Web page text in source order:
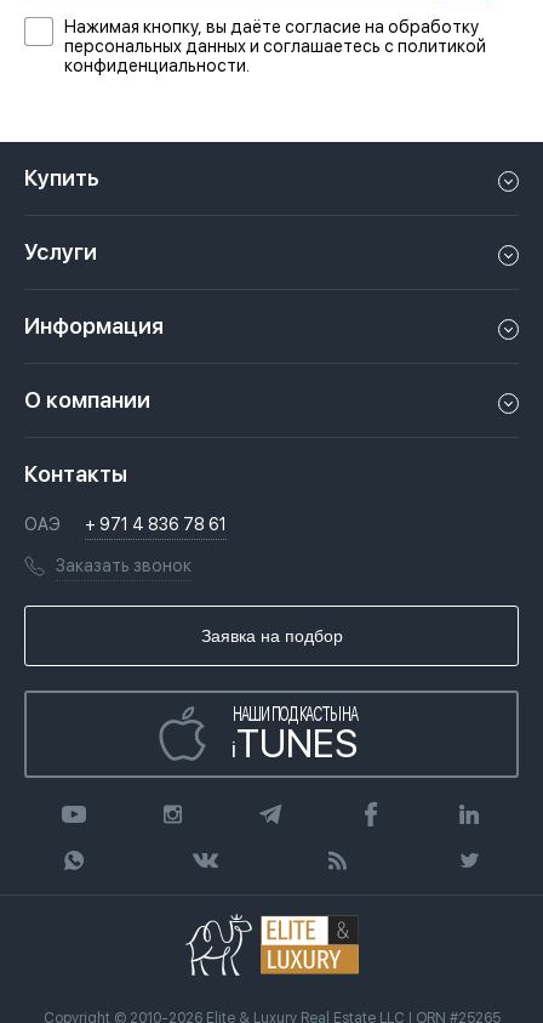
Нажимая кнопку, вы даёте согласие на обработку
персональных данных и соглашаетесь с политикой
конфиденциальности.
Купить
Апартаменты в Дубае
Пентхаус в Дубае
Услуги
Сдать недвижимость в Дубае, ОАЭ
Недвижимость за криптовалюту в Дубае
Переезд в Дубай, ОАЭ
Гражданство ОАЭ
Информация
Законы
Вопросы и ответы
Книги
Инфографика
О компании
Лицензии
Агентство недвижимости
Контакты
ОАЭ + 971 4 836 78 61
Заказать звонок
Заявка на подбор
НАШИ ПОДКАСТЫ НА
iTUNES
Copyright © 2010-2026 Elite & Luxury Real Estate LLC | ORN #25265